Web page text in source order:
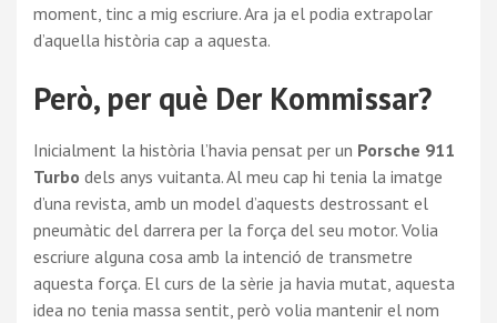
moment, tinc a mig escriure. Ara ja el podia extrapolar
d’aquella història cap a aquesta.
Però, per què Der Kommissar?
Inicialment la història l’havia pensat per un Porsche 911
Turbo dels anys vuitanta. Al meu cap hi tenia la imatge
d’una revista, amb un model d’aquests destrossant el
pneumàtic del darrera per la força del seu motor. Volia
escriure alguna cosa amb la intenció de transmetre
aquesta força. El curs de la sèrie ja havia mutat, aquesta
idea no tenia massa sentit, però volia mantenir el nom